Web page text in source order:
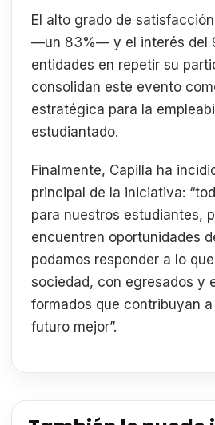
El alto grado de
—un 83%— y el interés del
entidades en repetir su
consolidan este evento
estratégica para la
estudiantado.
Finalmente, Capilla ha
principal de la iniciativa:
para nuestros estudiantes,
encuentren oportunidades
podamos responder a lo
sociedad, con egresados y
formados que contribuyan
futuro mejor”.